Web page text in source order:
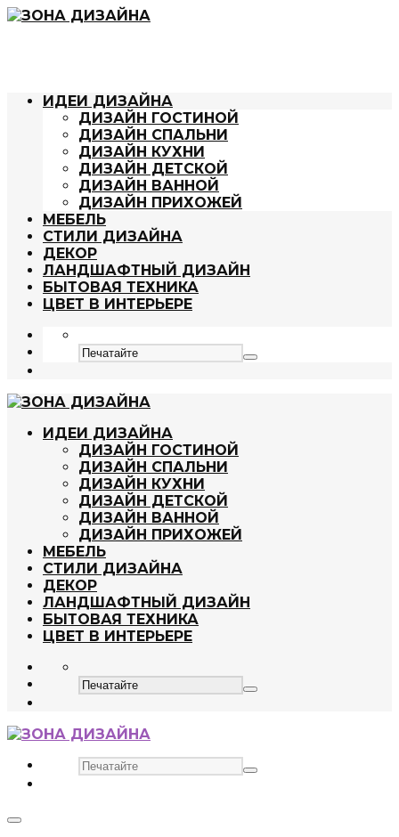
ИДЕИ ДИЗАЙНА
ДИЗАЙН ГОСТИНОЙ
ДИЗАЙН СПАЛЬНИ
ДИЗАЙН КУХНИ
ДИЗАЙН ДЕТСКОЙ
ДИЗАЙН ВАННОЙ
ДИЗАЙН ПРИХОЖЕЙ
МЕБЕЛЬ
СТИЛИ ДИЗАЙНА
ДЕКОР
ЛАНДШАФТНЫЙ ДИЗАЙН
БЫТОВАЯ ТЕХНИКА
ЦВЕТ В ИНТЕРЬЕРЕ
ИДЕИ ДИЗАЙНА
ДИЗАЙН ГОСТИНОЙ
ДИЗАЙН СПАЛЬНИ
ДИЗАЙН КУХНИ
ДИЗАЙН ДЕТСКОЙ
ДИЗАЙН ВАННОЙ
ДИЗАЙН ПРИХОЖЕЙ
МЕБЕЛЬ
СТИЛИ ДИЗАЙНА
ДЕКОР
ЛАНДШАФТНЫЙ ДИЗАЙН
БЫТОВАЯ ТЕХНИКА
ЦВЕТ В ИНТЕРЬЕРЕ